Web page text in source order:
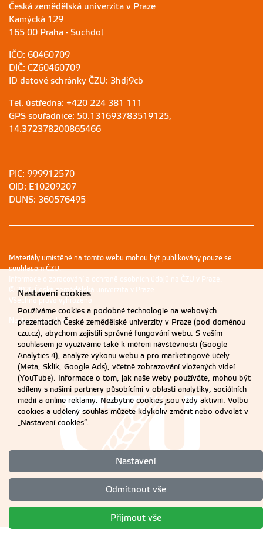
Česká zemědělská univerzita v Praze
Kamýcká 129
165 00 Praha - Suchdol
IČO: 60460709
DIČ: CZ60460709
ID datové schránky ČZU: 3hdj9cb
Tel. ústředna: +420 224 381 111
GPS souřadnice: 50.131693783519125,
14.372378200865466
PIC: 999912570
OID: E10209207
DUNS: 360576495
Materiály umístěné na tomto webu mohou být publikovány pouze se
souhlasem ČZU.
Informace o zpracování a ochraně osobních údajů na ČZU v Praze.
© 2026 Česká zemědělská univerzita v Praze
Všechna práva vyhrazena
Nastavení cookies
Nastavení cookies
Používáme cookies a podobné technologie na webových
prezentacích České zemědělské univerzity v Praze (pod doménou
czu.cz), abychom zajistili správné fungování webu. S vaším
souhlasem je využíváme také k měření návštěvnosti (Google
Analytics 4), analýze výkonu webu a pro marketingové účely
(Meta, Sklik, Google Ads), včetně zobrazování vložených videí
(YouTube). Informace o tom, jak naše weby používáte, mohou být
sdíleny s našimi partnery působícími v oblasti analytiky, sociálních
médií a online reklamy. Nezbytné cookies jsou vždy aktivní. Volbu
cookies a udělený souhlas můžete kdykoliv změnit nebo odvolat v
„Nastavení cookies“.
Nastavení
Odmítnout vše
Přijmout vše